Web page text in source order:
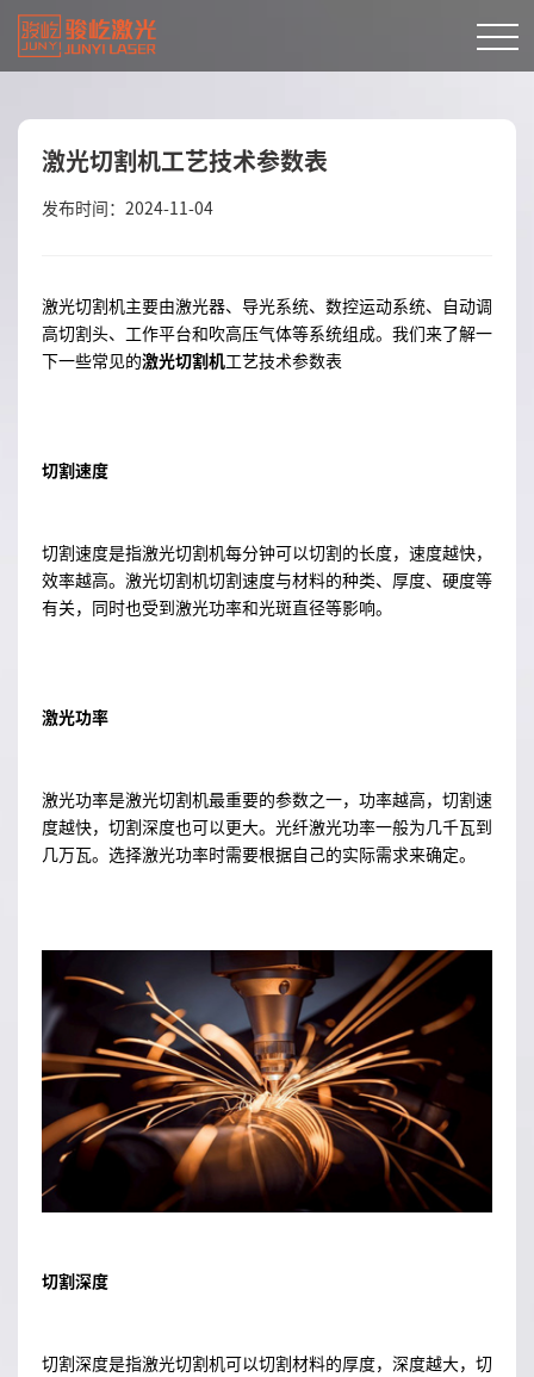
激光切割机工艺技术参数表
发布时间：2024-11-04
激光切割机主要由激光器、导光系统、数控运动系统、自动调
高切割头、工作平台和吹高压气体等系统组成。我们来了解一
下一些常见的激光切割机工艺技术参数表
切割速度
切割速度是指激光切割机每分钟可以切割的长度，速度越快，
效率越高。激光切割机切割速度与材料的种类、厚度、硬度等
有关，同时也受到激光功率和光斑直径等影响。
激光功率
激光功率是激光切割机最重要的参数之一，功率越高，切割速
度越快，切割深度也可以更大。光纤激光功率一般为几千瓦到
几万瓦。选择激光功率时需要根据自己的实际需求来确定。
切割深度
切割深度是指激光切割机可以切割材料的厚度，深度越大，切